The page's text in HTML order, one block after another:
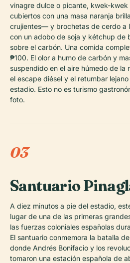
vinagre dulce o picante, kwek-
cubiertos con una masa naranja
crujientes— y brochetas de cerdo a
con un adobo de soja y kétchup de
sobre el carbón. Una comida
₱100. El olor a humo de carbón y
suspendido en el aire húmedo de la
el escape diésel y el retumbar
estadio. Esto no es turismo
foto.
03
Santuario
A diez minutos a pie del estadio,
lugar de una de las primeras
las fuerzas coloniales españolas
El santuario conmemora la batalla
donde Andrés Bonifacio y los
tomaron una estación española de